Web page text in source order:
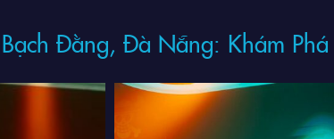
Đằng, Đà Nẵng: Khám